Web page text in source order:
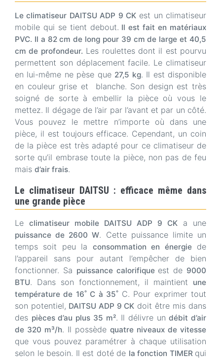
Le climatiseur DAITSU ADP 9 CKest un climatiseur
mobile qui se tient debout. Il est fait en matériaux
PVC. Il a 82 cm de long pour 39 cm de large et 40,5
cm de profondeur. Les roulettes dont il est pourvu
permettent son déplacement facile. Le climatiseur
en lui-même ne pèse que 27,5 kg. Il est disponible
en couleur grise et blanche. Son design est très
soigné de sorte à embellir la pièce où vous le
mettez. Il dégage de l’air par l’avant et par un côté.
Vous pouvez le mettre n’importe où dans une
pièce, il est toujours efficace. Cependant, un coin
de la pièce est très adapté pour ce climatiseur de
sorte qu’il embrase toute la pièce, non pas de feu
mais d’air frais.
Le climatiseur DAITSU : efficace même dans
une grande pièce
Le climatiseur mobile DAITSU ADP 9 CK a une
puissance de 2600 W. Cette puissance limite un
temps soit peu la consommation en énergiede
l’appareil sans pour autant l’empêcher de bien
fonctionner. Sa puissance calorifique est de 9000
BTU. Dans son fonctionnement, il maintient une
température de 16˚ C à 35˚ C. Pour exprimer tout
son potentiel, DAITSU ADP 9 CK doit être mis dans
des pièces d’au plus 35 m². Il délivre undébit d’air
de 320 m³/h. Il possède quatre niveaux de vitesse
que vous pouvez paramétrer à chaque utilisation
selon le besoin. Il est doté de la fonction TIMER qui